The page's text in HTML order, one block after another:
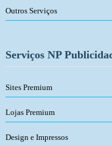
Outros Serviços
Serviços NP
Sites Premium
Lojas Premium
Design e Impressos